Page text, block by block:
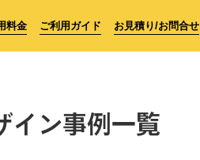
料金 ご利用ガイド お見積り/お問合せ
イン事例一覧